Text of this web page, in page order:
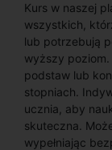
Kurs w naszej
wszystkich,
lub potrzebują
wyższy
podstaw lub
stopniach.
ucznia, aby
skuteczna.
wypełniając